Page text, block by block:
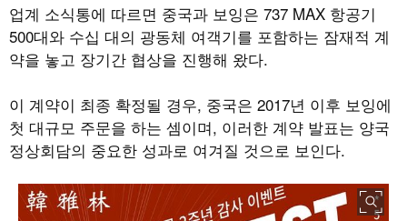
업계 소식통에 따르면 중국과 보잉은 737 MAX 항공기
500대와 수십 대의 광동체 여객기를 포함하는 잠재적 계
약을 놓고 장기간 협상을 진행해 왔다.
이 계약이 최종 확정될 경우, 중국은 2017년 이후 보잉에
첫 대규모 주문을 하는 셈이며, 이러한 계약 발표는 양국
정상회담의 중요한 성과로 여겨질 것으로 보인다.